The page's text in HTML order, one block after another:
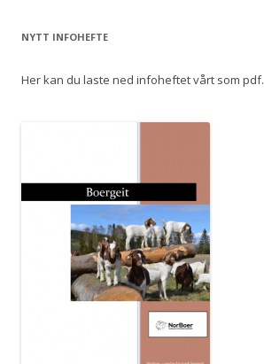
NYTT INFOHEFTE
Her kan du laste ned infoheftet vårt som pdf.